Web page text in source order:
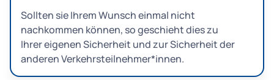
Sollten sie Ihrem Wunsch einmal nicht
nachkommen können, so geschieht dies zu
Ihrer eigenen Sicherheit und zur Sicherheit der
anderen Verkehrsteilnehmer*innen.